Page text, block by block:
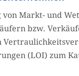
Markt- und
bzw.
(LOI) zum